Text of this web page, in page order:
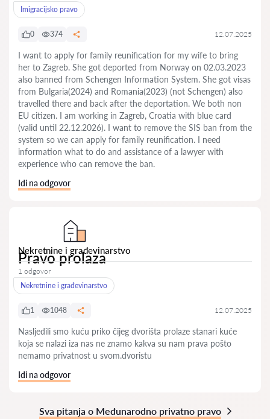
Imigracijsko pravo
0 374 12.07.2025
I want to apply for family reunification for my wife to bring
her to Zagreb. She got deported from Norway on 02.03.2023
also banned from Schengen Information System. She got visas
from Bulgaria(2024) and Romania(2023) (not Schengen) also
travelled there and back after the deportation. We both non
EU citizen. I am working in Zagreb, Croatia with blue card
(valid until 22.12.2026). I want to remove the SIS ban from the
system so we can apply for family reunification. I need
information what to do and assistance of a lawyer with
experience who can remove the ban.
Idi na odgovor
Nekretnine i građevinarstvo
Pravo prolaza
1 odgovor
Nekretnine i građevinarstvo
1 1048 12.07.2025
Nasljedili smo kuću priko čijeg dvorišta prolaze stanari kuće
koja se nalazi iza nas ne znamo kakva su nam prava pošto
nemamo privatnost u svom.dvoristu
Idi na odgovor
Sva pitanja o Međunarodno privatno pravo